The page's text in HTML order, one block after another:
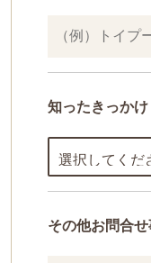
知ったきっかけ
その他お問合